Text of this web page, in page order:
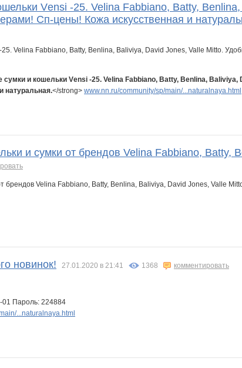
Vеnsi -25. Velina Fabbiano, Batty,
Сп-цены! Кожа искусственная и
и кошельки Vеnsi -25. Velina Fabbiano, Batty, Benlina,
натуральная.</strong> www.nn.ru/community/sp/main/...naturalnaya.html
и сумки от брендов Velina Fabbiano, Batty,
новинок! 27.01.2020 в 21:41 1368 комментировать
01 Пароль: 224884
...naturalnaya.html